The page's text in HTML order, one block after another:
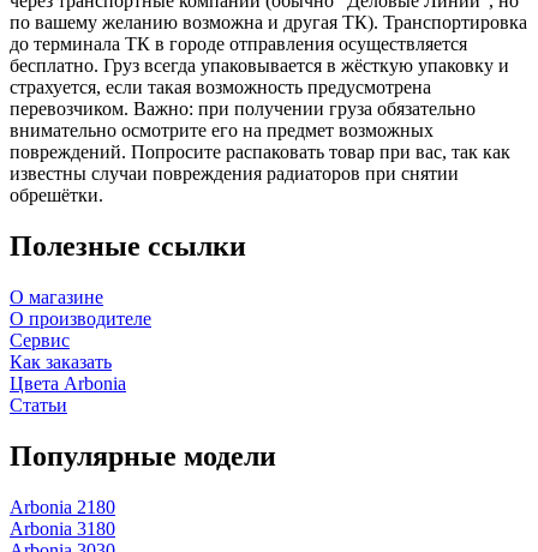
по вашему желанию возможна и другая ТК). Транспортировка
до терминала ТК в городе отправления осуществляется
бесплатно. Груз всегда упаковывается в жёсткую упаковку и
страхуется, если такая возможность предусмотрена
перевозчиком. Важно: при получении груза обязательно
внимательно осмотрите его на предмет возможных
повреждений. Попросите распаковать товар при вас, так как
известны случаи повреждения радиаторов при снятии
обрешётки.
Полезные ссылки
О магазине
О производителе
Сервис
Как заказать
Цвета Arbonia
Статьи
Популярные модели
Arbonia 2180
Arbonia 3180